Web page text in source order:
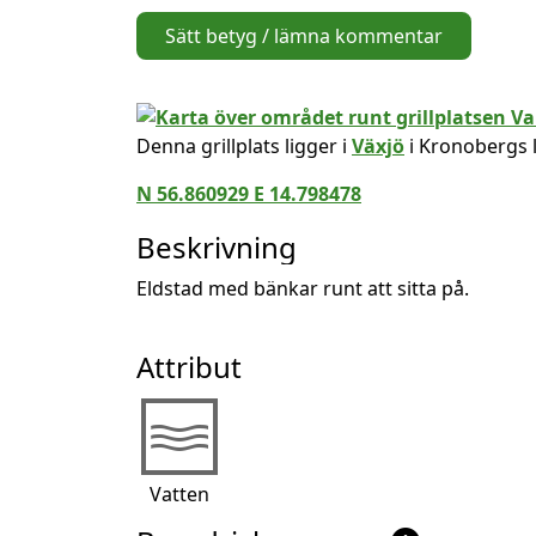
Sätt betyg / lämna kommentar
Denna grillplats ligger i Växjö i Kronobergs
N 56.860929 E 14.798478
Beskrivning
Eldstad med bänkar runt att sitta på.
Attribut
Vatten